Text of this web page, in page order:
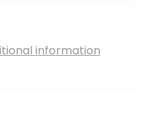
information